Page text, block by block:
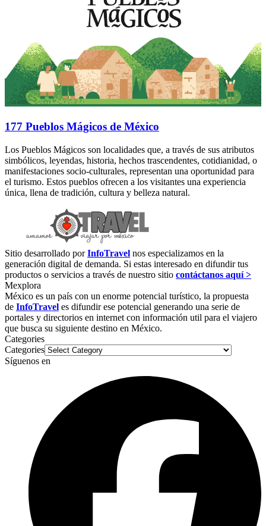
177 Pueblos Mágicos de México
Los Pueblos Mágicos son localidades que, a través de sus atributos
simbólicos, leyendas, historia, hechos trascendentes, cotidianidad, o
manifestaciones socio-culturales, representan una oportunidad para
el turismo. Estos pueblos ofrecen a los visitantes una experiencia
única, llena de tradición, cultura y belleza natural.
Sitio desarrollado porInfoTravel nos especializamos en la
generación digital de demanda. Si estas interesado en difundir tus
productos o servicios a través de nuestro sitio contáctanos aquí >
Mexplora
México es un país con un enorme potencial turístico, la propuesta
de InfoTravel es difundir ese potencial generando una serie de
portales y directorios en internet con información util para el viajero
que busca su siguiente destino en México.
Categories
Categories
Síguenos en